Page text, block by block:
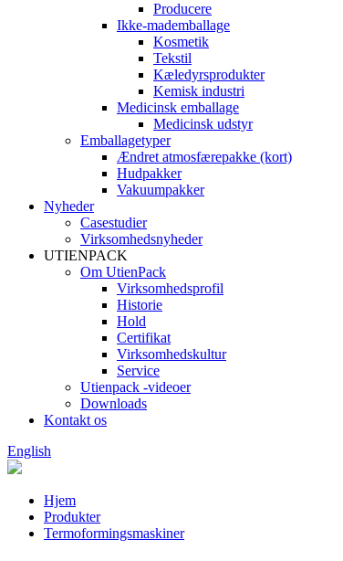
Producere
Ikke-mademballage
Kosmetik
Tekstil
Kæledyrsprodukter
Kemisk industri
Medicinsk emballage
Medicinsk udstyr
Emballagetyper
Ændret atmosfærepakke (kort)
Hudpakker
Vakuumpakker
Nyheder
Casestudier
Virksomhedsnyheder
UTIENPACK
Om UtienPack
Virksomhedsprofil
Historie
Hold
Certifikat
Virksomhedskultur
Service
Utienpack -videoer
Downloads
Kontakt os
English
Hjem
Produkter
Termoformingsmaskiner